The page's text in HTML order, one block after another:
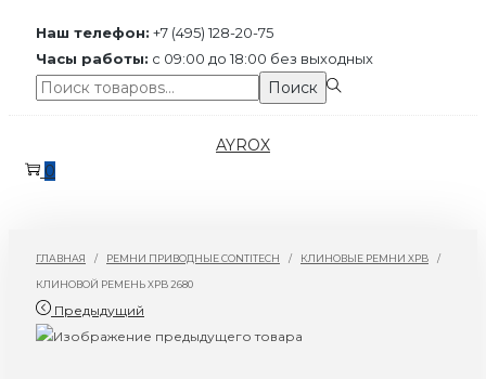
Наш телефон: +7 (495) 128-20-75
Часы работы: с 09:00 до 18:00 без выходных
Поиск:>
Поиск
к
к
AYROX
0
ГЛАВНАЯ / РЕМНИ ПРИВОДНЫЕ CONTITECH / КЛИНОВЫЕ РЕМНИ XPB /
КЛИНОВОЙ РЕМЕНЬ XPB 2680
Предыдущий